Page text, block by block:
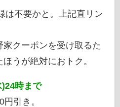
は不要かと。上記直リン
家クーポンを受け取るた
うが絶対におトク。
時まで
引き。